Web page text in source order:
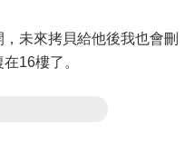
未來拷貝給他後我也會刪
16樓了。